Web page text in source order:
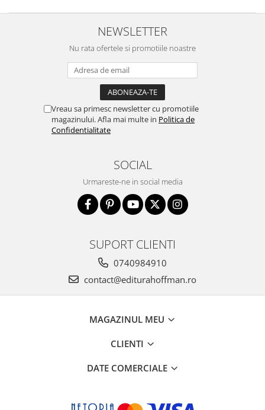
NEWSLETTER
Nu rata ofertele si promotiile noastre
Vreau sa primesc newsletter cu promotiile
magazinului. Afla mai multe in Politica de
Confidentialitate
SOCIAL
Urmareste-ne in social media
SUPORT CLIENTI
0740984910
contact@editurahoffman.ro
MAGAZINUL MEU
CLIENTI
DATE COMERCIALE